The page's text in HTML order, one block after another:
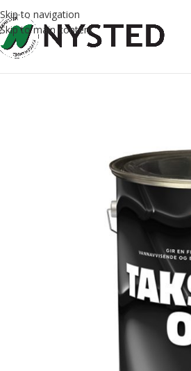
Skip to navigation
Skip to main content